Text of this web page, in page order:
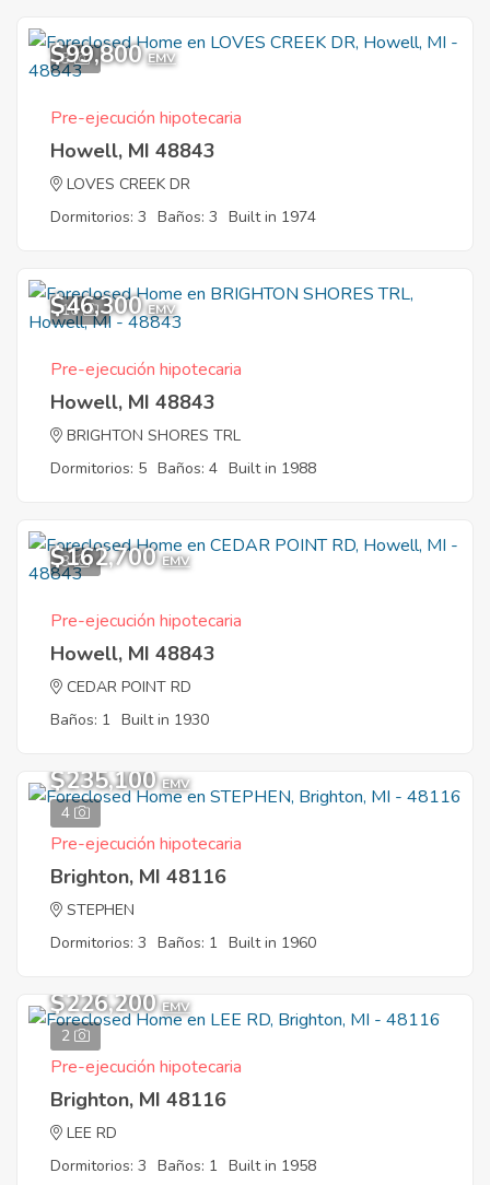
3
$99,800 EMV
Pre-ejecución hipotecaria
Howell, MI 48843
LOVES CREEK DR
Dormitorios: 3 Baños: 3 Built in 1974
10
$46,300 EMV
Pre-ejecución hipotecaria
Howell, MI 48843
BRIGHTON SHORES TRL
Dormitorios: 5 Baños: 4 Built in 1988
3
$162,700 EMV
Pre-ejecución hipotecaria
Howell, MI 48843
CEDAR POINT RD
Baños: 1 Built in 1930
4
$235,100 EMV
Pre-ejecución hipotecaria
Brighton, MI 48116
STEPHEN
Dormitorios: 3 Baños: 1 Built in 1960
2
$226,200 EMV
Pre-ejecución hipotecaria
Brighton, MI 48116
LEE RD
Dormitorios: 3 Baños: 1 Built in 1958